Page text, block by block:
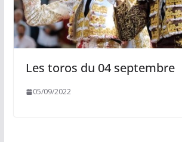
Les toros du 04 septembre
05/09/2022